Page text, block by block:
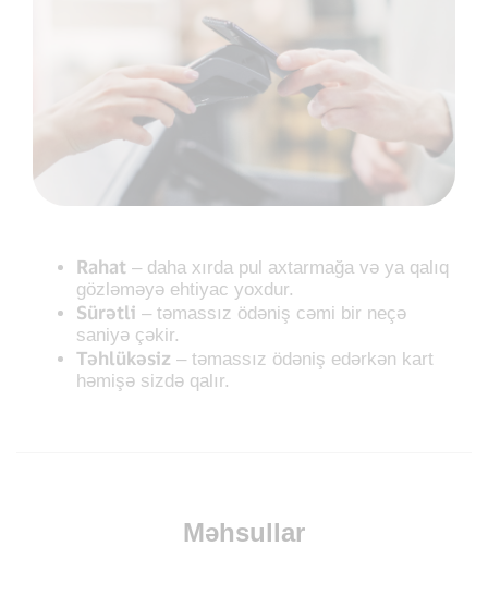
Rahat – daha xırda pul axtarmağa və ya qalıq
gözləməyə ehtiyac yoxdur.
Sürətli – təmassız ödəniş cəmi bir neçə
saniyə çəkir.
Təhlükəsiz – təmassız ödəniş edərkən kart
həmişə sizdə qalır.
Məhsullar